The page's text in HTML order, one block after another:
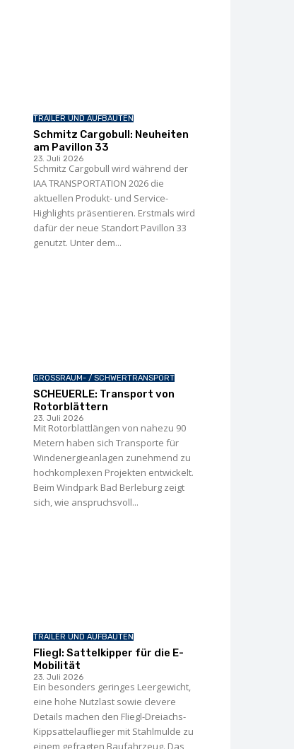
TRAILER UND AUFBAUTEN
Schmitz Cargobull: Neuheiten
am Pavillon 33
23. Juli 2026
Schmitz Cargobull wird während der
IAA TRANSPORTATION 2026 die
aktuellen Produkt- und Service-
Highlights präsentieren. Erstmals wird
dafür der neue Standort Pavillon 33
genutzt. Unter dem...
GROSSRAUM- / SCHWERTRANSPORT
SCHEUERLE: Transport von
Rotorblättern
23. Juli 2026
Mit Rotorblattlängen von nahezu 90
Metern haben sich Transporte für
Windenergie­anlagen zunehmend zu
hochkomplexen Projekten entwickelt.
Beim Windpark Bad Berleburg zeigt
sich, wie anspruchsvoll...
TRAILER UND AUFBAUTEN
Fliegl: Sattelkipper für die E-
Mobilität
23. Juli 2026
Ein besonders geringes Leergewicht,
eine hohe Nutzlast sowie clevere
Details machen den Fliegl-Dreiachs-
Kippsattelauflieger mit Stahlmulde zu